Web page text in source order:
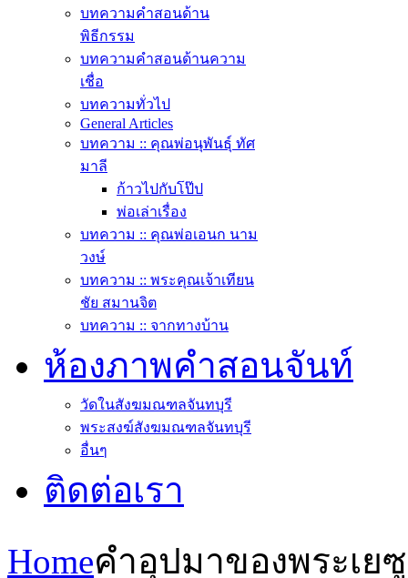
บทความคำสอนด้าน
พิธีกรรม
บทความคำสอนด้านความ
เชื่อ
บทความทั่วไป
General Articles
บทความ :: คุณพ่อนุพันธุ์ ทัศ
มาลี
ก้าวไปกับโป๊ป
พ่อเล่าเรื่อง
บทความ :: คุณพ่อเอนก นาม
วงษ์
บทความ :: พระคุณเจ้าเทียน
ชัย สมานจิต
บทความ :: จากทางบ้าน
ห้องภาพคำสอนจันท์
วัดในสังฆมณฑลจันทบุรี
พระสงฆ์สังฆมณฑลจันทบุรี
อื่นๆ
ติดต่อเรา
Homeคำอุปมาของพระเย